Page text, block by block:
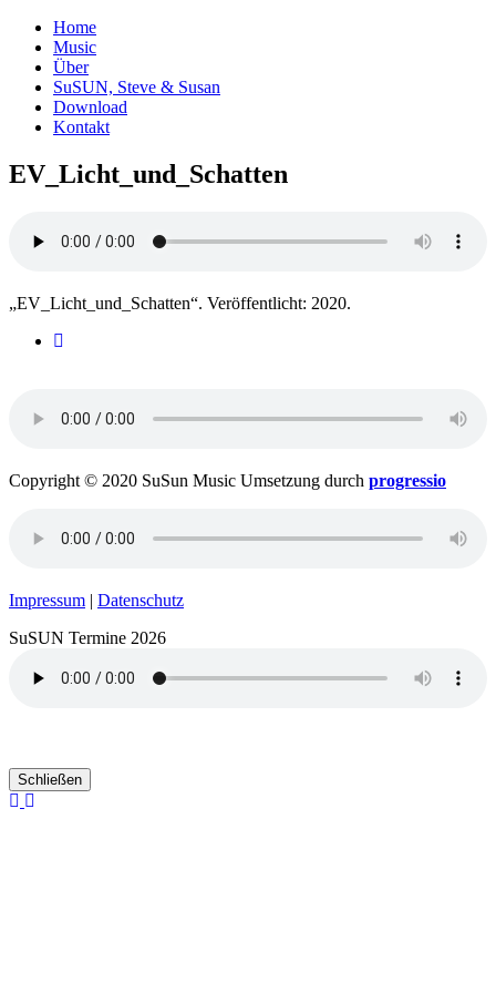
Home
Music
Über
SuSUN, Steve & Susan
Download
Kontakt
EV_Licht_und_Schatten
„EV_Licht_und_Schatten“. Veröffentlicht: 2020.
Copyright © 2020 SuSun Music Umsetzung durch progressio
Impressum | Datenschutz
SuSUN Termine 2026
Schließen